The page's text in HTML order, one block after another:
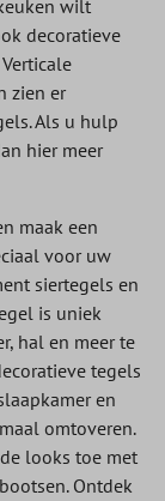
wilt
decoratieve
zien er
Als u hulp
hier meer
maak een
voor uw
siertegels en
is uniek
hal en meer te
tegels
en
omtoveren.
looks toe met
Ontdek